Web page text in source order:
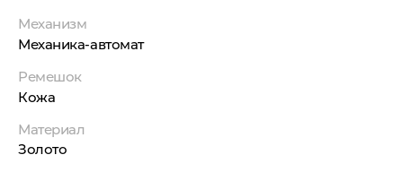
Механизм
Механика-автомат
Ремешок
Кожа
Материал
Золото